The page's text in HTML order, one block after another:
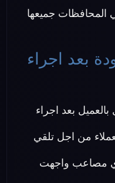
بعد اجراء
بعد اجراء
من اجل تلقي
مصاعب واجهت